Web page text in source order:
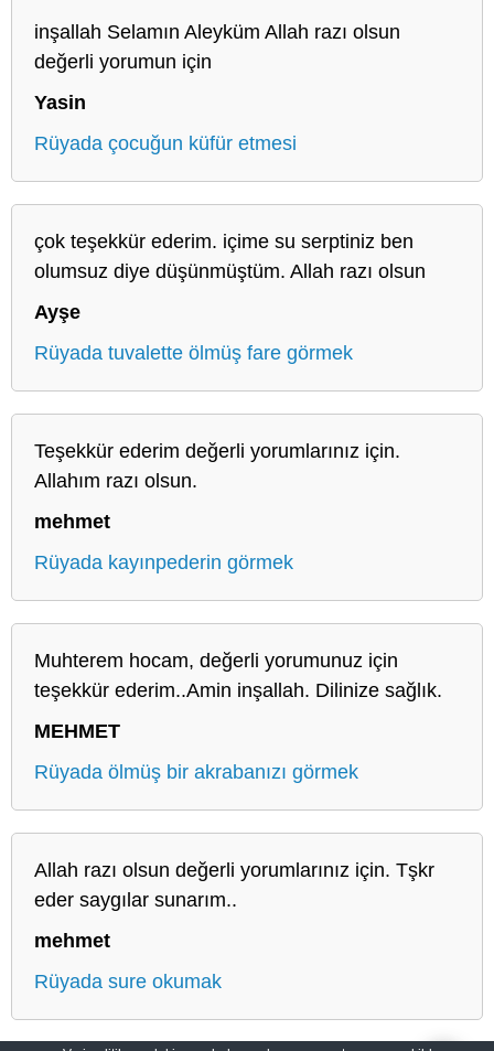
inşallah Selamın Aleyküm Allah razı olsun
değerli yorumun için
Yasin
Rüyada çocuğun küfür etmesi
çok teşekkür ederim. içime su serptiniz ben
olumsuz diye düşünmüştüm. Allah razı olsun
Ayşe
Rüyada tuvalette ölmüş fare görmek
Teşekkür ederim değerli yorumlarınız için.
Allahım razı olsun.
mehmet
Rüyada kayınpederin görmek
Muhterem hocam, değerli yorumunuz için
teşekkür ederim..Amin inşallah. Dilinize sağlık.
MEHMET
Rüyada ölmüş bir akrabanızı görmek
Allah razı olsun değerli yorumlarınız için. Tşkr
eder saygılar sunarım..
mehmet
Rüyada sure okumak